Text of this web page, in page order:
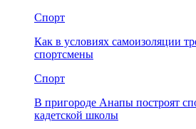
Спорт
Как в условиях самоизоляции
спортсмены
Спорт
В пригороде Анапы построят
кадетской школы